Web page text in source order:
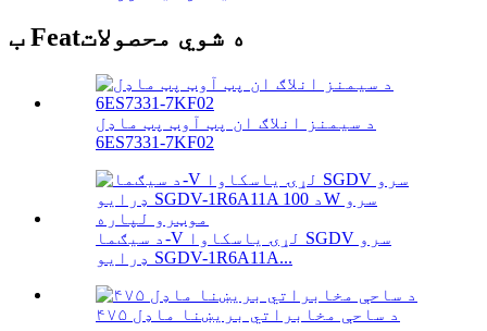
ب Featه شوي محصولات
د سیمنز انلاګ ان پټ آوټ پټ ماډل
6ES7331-7KF02
د سیګما-V لړۍ یاسکاوا SGDV سرو
ډرایو SGDV-1R6A11A...
۴۷۵ د ساحې مخابراتي بریښنا ماډل